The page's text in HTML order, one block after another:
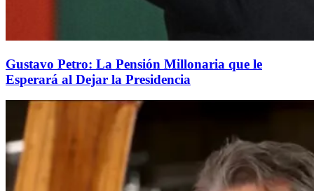
Gustavo Petro: La Pensión Millonaria que le
Esperará al Dejar la Presidencia